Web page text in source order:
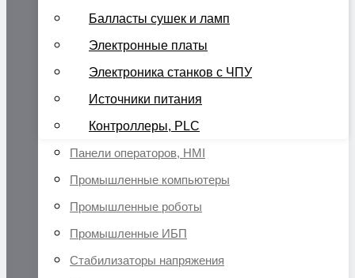
Балласты сушек и ламп
Электронные платы
Электроника станков с ЧПУ
Источники питания
Контроллеры, PLC
Панели операторов, HMI
Промышленные компьютеры
Промышленные роботы
Промышленные ИБП
Стабилизаторы напряжения